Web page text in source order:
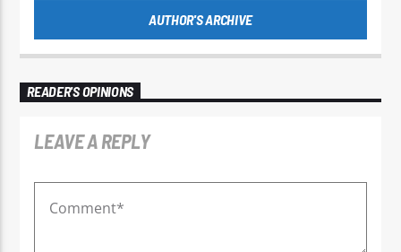
AUTHOR'S ARCHIVE
READER'S OPINIONS
LEAVE A REPLY